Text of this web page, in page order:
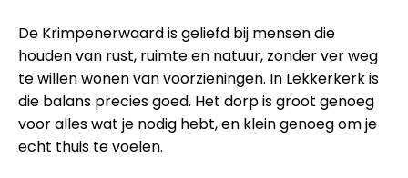
De Krimpenerwaard is geliefd bij mensen die
houden van rust, ruimte en natuur, zonder ver weg
te willen wonen van voorzieningen. In Lekkerkerk is
die balans precies goed. Het dorp is groot genoeg
voor alles wat je nodig hebt, en klein genoeg om je
echt thuis te voelen.